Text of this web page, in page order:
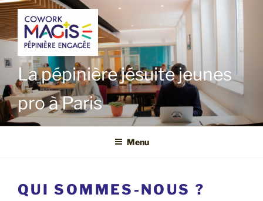
Aller
au
contenu
principal
La pépinière jésuite jeunes
pro à Paris
Menu
QUI SOMMES-NOUS ?